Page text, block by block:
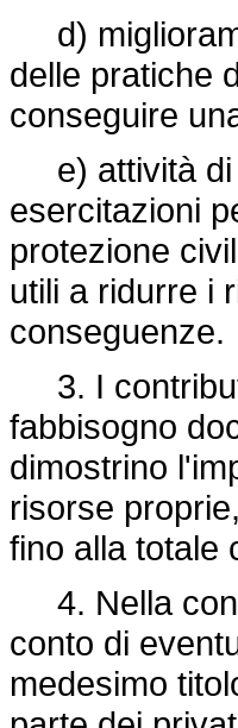
d)
delle pratiche
conseguire
e) attività di
esercitazioni
protezione
utili a ridurre i
conseguenze.
3. I
fabbisogno
dimostrino
risorse
fino alla totale
4. Nella
conto di
medesimo